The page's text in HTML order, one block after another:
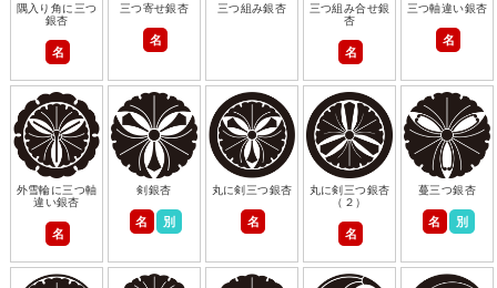
隅入り角に三つ
銀杏
名
三つ寄せ銀杏
名
三つ組み銀杏
三つ組み合せ銀
杏
名
三つ軸違い銀杏
名
外雪輪に三つ軸
違い銀杏
名
剣銀杏
名 別
丸に剣三つ銀杏
名
丸に剣三つ銀杏
（２）
名
蔓三つ銀杏
名 別